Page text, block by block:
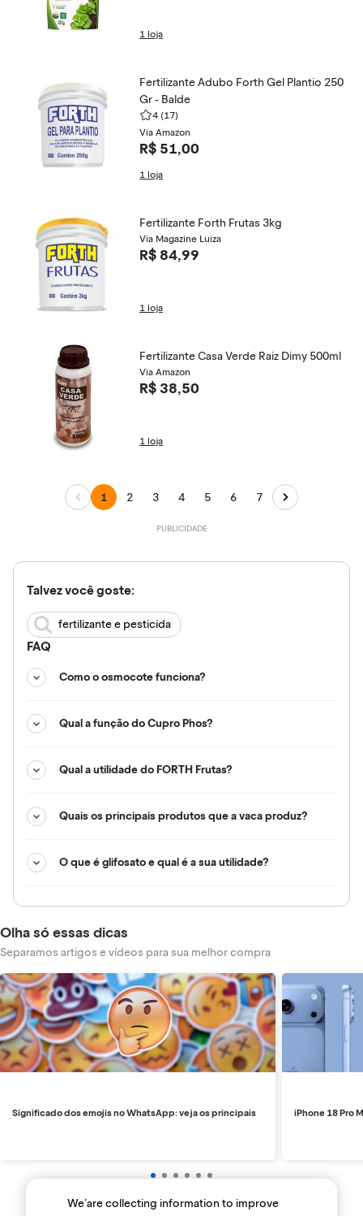
1 loja
Fertilizante Adubo Forth Gel Plantio 250
Gr - Balde
4 (17)
Via Amazon
R$ 51,00
1 loja
Fertilizante Forth Frutas 3kg
Via Magazine Luiza
R$ 84,99
1 loja
Fertilizante Casa Verde Raiz Dimy 500ml
Via Amazon
R$ 38,50
1 loja
1 2 3 4 5 6 7
Talvez você goste:
fertilizante e pesticida
FAQ
Como o osmocote funciona?
Qual a função do Cupro Phos?
Qual a utilidade do FORTH Frutas?
Quais os principais produtos que a vaca produz?
O que é glifosato e qual é a sua utilidade?
Olha só essas dicas
Separamos artigos e vídeos para sua melhor compra
Significado dos emojis no WhatsApp: veja os principais iPhone 18 Pro
We’are collecting information to improve